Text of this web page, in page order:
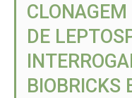
DE
BIOBRICKS